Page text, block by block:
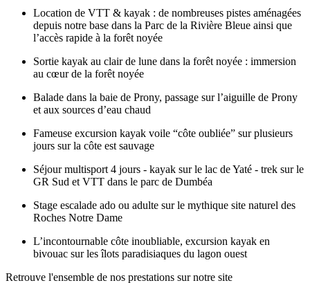
Location de VTT & kayak : de nombreuses pistes aménagées
depuis notre base dans la Parc de la Rivière Bleue ainsi que
l’accès rapide à la forêt noyée
Sortie kayak au clair de lune dans la forêt noyée : immersion
au cœur de la forêt noyée
Balade dans la baie de Prony, passage sur l’aiguille de Prony
et aux sources d’eau chaud
Fameuse excursion kayak voile “côte oubliée” sur plusieurs
jours sur la côte est sauvage
Séjour multisport 4 jours - kayak sur le lac de Yaté - trek sur le
GR Sud et VTT dans le parc de Dumbéa
Stage escalade ado ou adulte sur le mythique site naturel des
Roches Notre Dame
L’incontournable côte inoubliable, excursion kayak en
bivouac sur les îlots paradisiaques du lagon ouest
Retrouve l'ensemble de nos prestations sur notre site